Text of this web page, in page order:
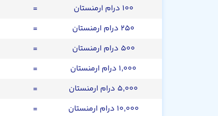
۱۰۰ درام ارمنستان
=
۲۵۰ درام ارمنستان
=
۵۰۰ درام ارمنستان
=
۱,۰۰۰ درام ارمنستان
=
۵,۰۰۰ درام ارمنستان
=
۱۰,۰۰۰ درام ارمنستان
=